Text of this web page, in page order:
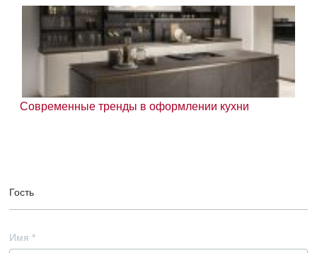
Современные тренды в оформлении кухни
Гость
Имя *